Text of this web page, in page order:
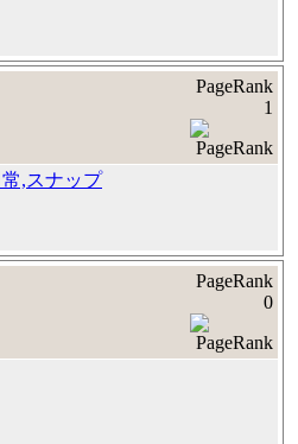
PageRank
1
常,スナップ
PageRank
0